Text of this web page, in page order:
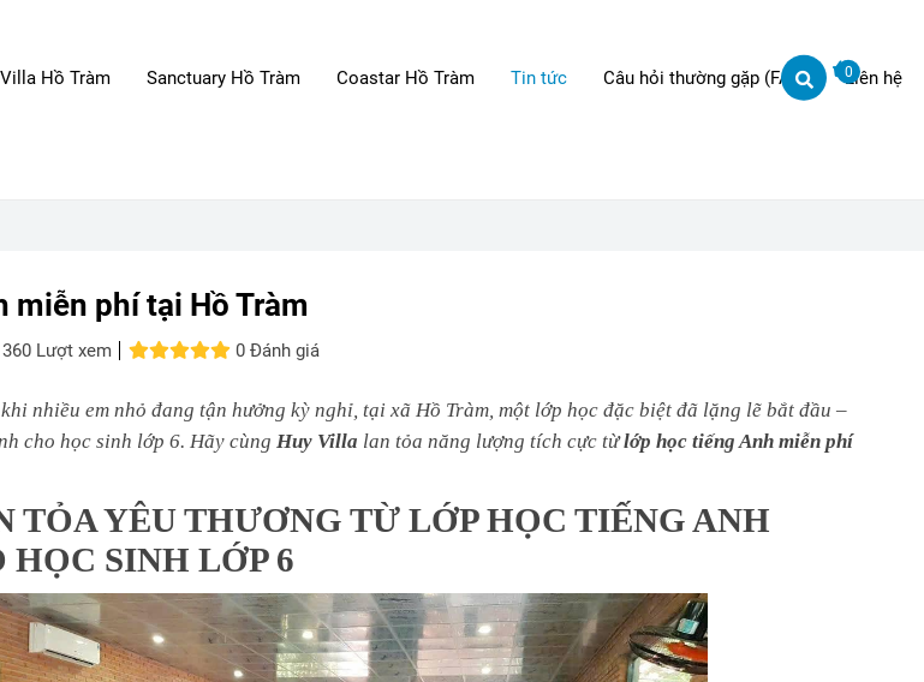
0
Villa Hồ Tràm Sanctuary Hồ Tràm Coastar Hồ Tràm Tin tức Câu hỏi thường gặp (FAQ) Liên hệ
miễn phí tại Hồ Tràm
Lượt xem 0 Đánh giá
nhiều em nhỏ đang tận hưởng kỳ nghỉ, tại xã Hồ Tràm, một lớp học đặc biệt đã lặng lẽ bắt đầu –
cho học sinh lớp 6. Hãy cùng Huy Villa lan tỏa năng lượng tích cực từlớp học tiếng Anh miễn phí
TỎA YÊU THƯƠNG TỪ LỚP HỌC TIẾNG ANH
SINH LỚP 6